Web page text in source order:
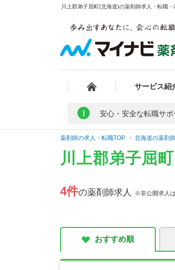
川上郡弟子屈町(北海道)の薬剤師求人・転職
サービス紹
! 安心・安全な転職サポ
薬剤師の求人・転職TOP 北海道の薬剤
川上郡弟子屈
4件の薬剤師求人 ※非公開求人
おすすめ順